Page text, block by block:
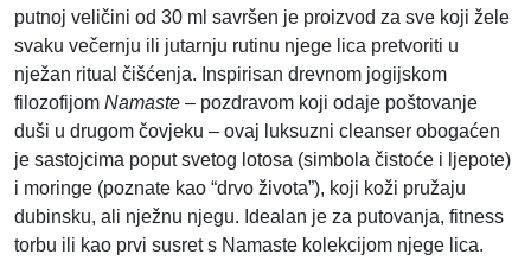
e
-
3
0
m
l
k
o
l
putnoj veličini od 30 ml savršen je proizvod za sve koji žele
svaku večernju ili jutarnju rutinu njege lica pretvoriti u
nježan ritual čišćenja. Inspirisan drevnom jogijskom
filozofijom Namaste – pozdravom koji odaje poštovanje
duši u drugom čovjeku – ovaj luksuzni cleanser obogaćen
je sastojcima poput svetog lotosa (simbola čistoće i ljepote)
i moringe (poznate kao “drvo života”), koji koži pružaju
dubinsku, ali nježnu njegu. Idealan je za putovanja, fitness
torbu ili kao prvi susret s Namaste kolekcijom njege lica.